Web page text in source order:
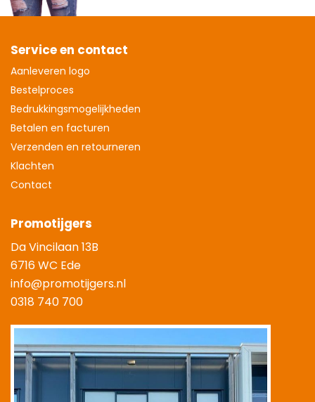
Service en contact
Aanleveren logo
Bestelproces
Bedrukkingsmogelijkheden
Betalen en facturen
Verzenden en retourneren
Klachten
Contact
Promotijgers
Da Vincilaan 13B
6716 WC Ede
info@promotijgers.nl
0318 740 700